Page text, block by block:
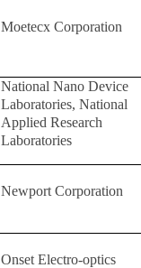
Moetecx Corporation
National Nano Device
Laboratories, National
Applied Research
Laboratories
Newport Corporation
Onset Electro-optics